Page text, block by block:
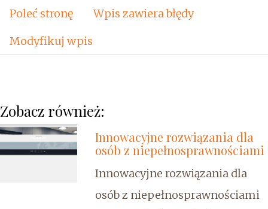
Poleć stronę
Wpis zawiera błędy
Modyfikuj wpis
Zobacz również:
Innowacyjne rozwiązania dla
osób z niepełnosprawnościami
Innowacyjne rozwiązania dla
osób z niepełnosprawnościami